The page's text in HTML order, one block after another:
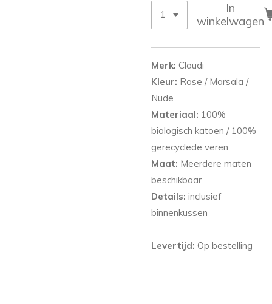
In
winkelwagen
Merk: Claudi
Kleur: Rose / Marsala /
Nude
Materiaal: 100%
biologisch katoen / 100%
gerecyclede veren
Maat: Meerdere maten
beschikbaar
Details: inclusief
binnenkussen
Levertijd: Op bestelling